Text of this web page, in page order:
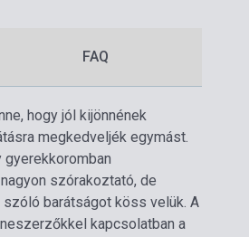
FAQ
hogy jól kijönnének
megkedveljék egymást.
szórakoztató, de
szóló barátságot köss velük. A
kapcsolatban a